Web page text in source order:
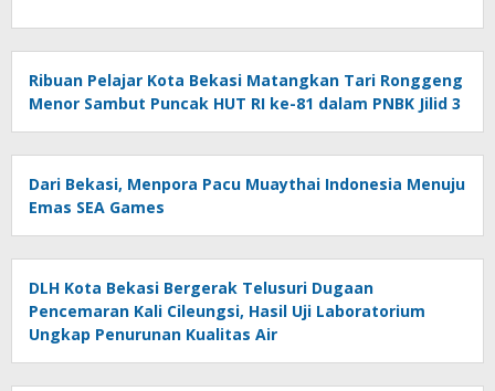
Ribuan Pelajar Kota Bekasi Matangkan Tari Ronggeng
Menor Sambut Puncak HUT RI ke-81 dalam PNBK Jilid 3
Dari Bekasi, Menpora Pacu Muaythai Indonesia Menuju
Emas SEA Games
DLH Kota Bekasi Bergerak Telusuri Dugaan
Pencemaran Kali Cileungsi, Hasil Uji Laboratorium
Ungkap Penurunan Kualitas Air